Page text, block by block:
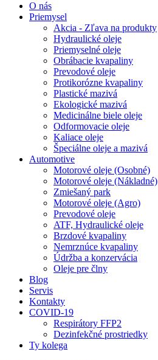
O nás
Priemysel
Akcia - Zľava na produkty
Hydraulické oleje
Priemyselné oleje
Obrábacie kvapaliny
Prevodové oleje
Protikorózne kvapaliny
Plastické mazivá
Ekologické mazivá
Medicinálne biele oleje
Odformovacie oleje
Kaliace oleje
Špeciálne oleje a mazivá
Automotive
Motorové oleje (Osobné)
Motorové oleje (Nákladné)
Zmiešaný park
Motorové oleje (Agro)
Prevodové oleje
ATF, Hydraulické oleje
Brzdové kvapaliny
Nemrznúce kvapaliny
Údržba a konzervácia
Oleje pre člny
Blog
Servis
Kontakty
COVID-19
Respirátory FFP2
Dezinfekčné prostriedky
Ty kolega